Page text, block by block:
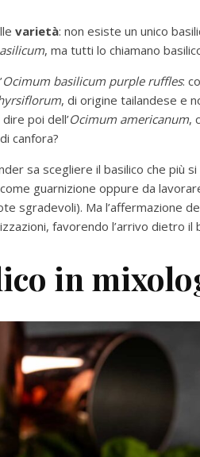
varietà: non esiste un unico
, ma tutti lo chiamano
Ocimum basilicum purple ruffles:
, di origine tailandese e
dire poi dell’Ocimum americanum,
canfora?
sa scegliere il basilico che più
guarnizione oppure da
sgradevoli). Ma l’affermazione
favorendo l’arrivo dietro il
in